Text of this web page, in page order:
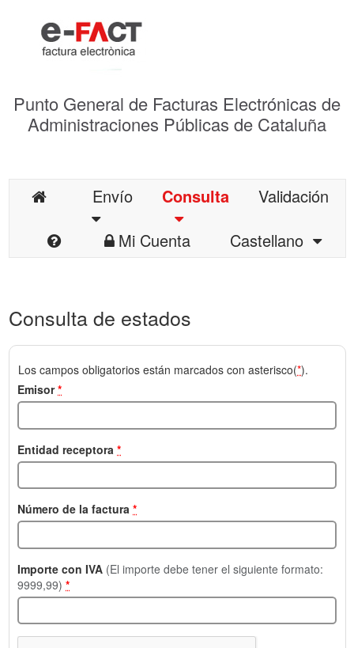
Punto General de Facturas Electrónicas de
Administraciones Públicas de Cataluña
Envío Consulta
Validación
Mi Cuenta
Castellano
Consulta de estados
Los campos obligatorios están marcados con asterisco(*).
Emisor*
Entidad receptora *
Número de la factura *
Importe con IVA (El importe debe tener el siguiente formato:
9999,99) *